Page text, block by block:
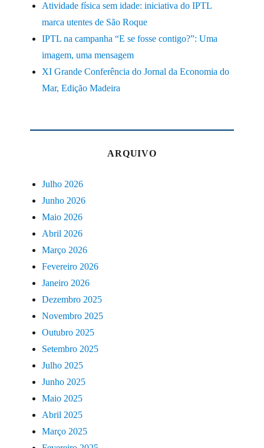
Atividade física sem idade: iniciativa do IPTL
marca utentes de São Roque
IPTL na campanha “E se fosse contigo?”: Uma
imagem, uma mensagem
XI Grande Conferência do Jornal da Economia do
Mar, Edição Madeira
ARQUIVO
Julho 2026
Junho 2026
Maio 2026
Abril 2026
Março 2026
Fevereiro 2026
Janeiro 2026
Dezembro 2025
Novembro 2025
Outubro 2025
Setembro 2025
Julho 2025
Junho 2025
Maio 2025
Abril 2025
Março 2025